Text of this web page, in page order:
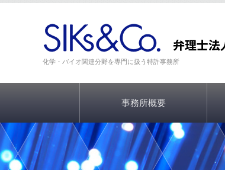
化学・バイオ関連分野を専門に扱う特許事務所
事務所概要